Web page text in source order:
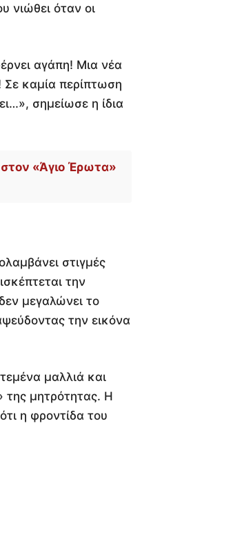
νιώθει όταν οι
αγάπη! Μια νέα
Σε καμία περίπτωση
σημείωσε η ίδια
στον «Άγιο Έρωτα»
στιγμές
την
μεγαλώνει το
την εικόνα
μαλλιά και
της μητρότητας. Η
η φροντίδα του